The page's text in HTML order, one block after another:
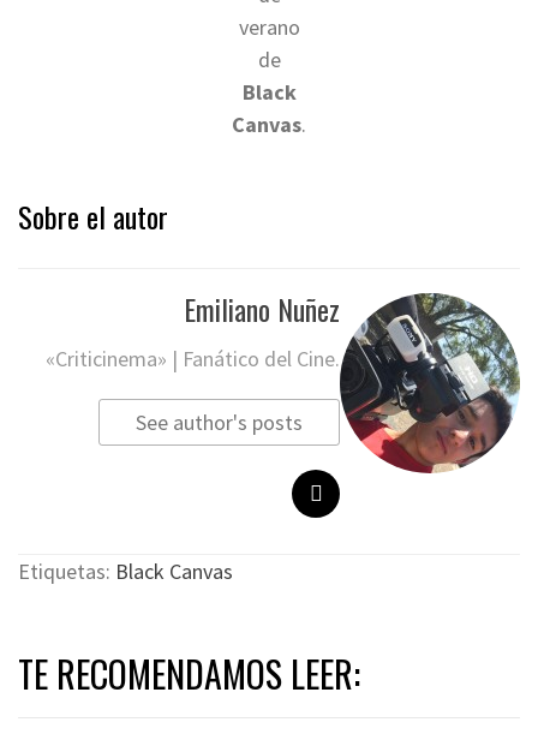
verano
de
Black
Canvas.
Sobre el autor
Emiliano Nuñez
«Criticinema» | Fanático del Cine.
See author's posts
Etiquetas: Black Canvas
TE RECOMENDAMOS LEER: